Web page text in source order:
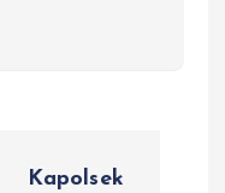
Kapolsek